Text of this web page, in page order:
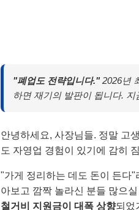
"폐업도 전략입니다."2026년
하면 재기의 발판이 됩니다.
안녕하세요, 사장님들. 정말 고
도 자영업 경험이 있기에 감히
"가게 정리하는 데도 돈이 든다
아보고 깜짝 놀라신 분들 많으
철거비 지원금이 대폭 상향되었